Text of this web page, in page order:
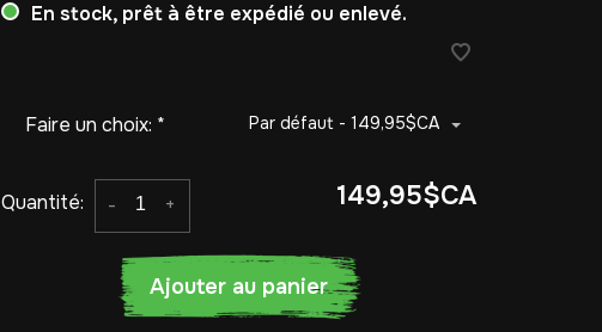
En stock, prêt à être expédié ou enlevé.
Faire un choix: * Par défaut - 149,95$CA
Quantité: +
- 149,95$CA
Ajouter au panier